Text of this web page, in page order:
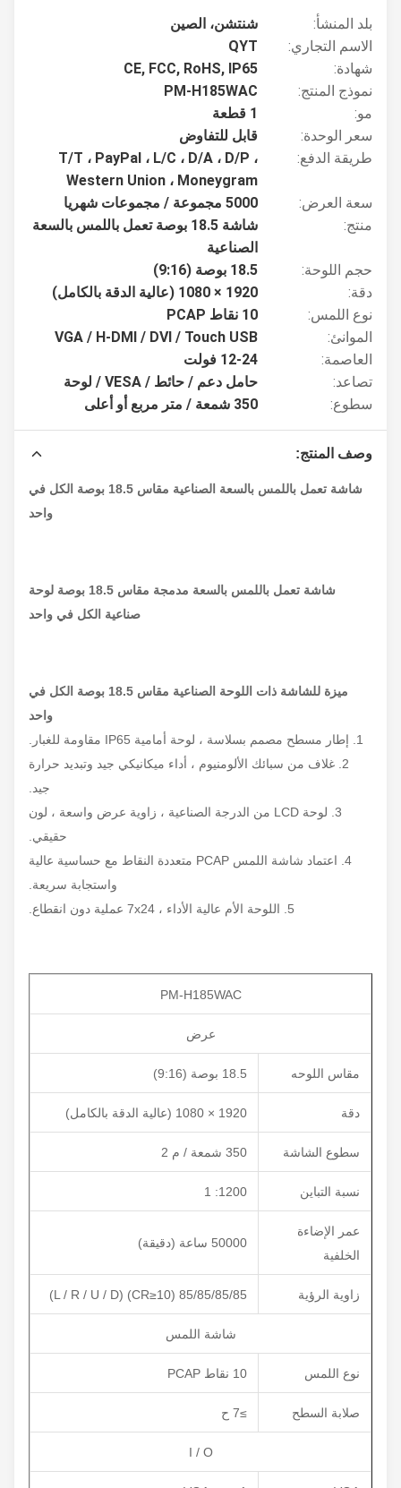
بلد المنشأ:
شنتشن، الصين
الاسم التجاري:
شهادة:
CE, FCC, RoHS, IP65
نموذج المنتج:
PM-H185WAC
سعر الوحدة:
قابل للتفاوض
طريقة الدفع:
T/T ، PayPal ، L/C ، D/A ، D/P ،
Western Union ، Moneygram
سعة العرض:
5000 مجموعة / مجموعات شهريا
شاشة 18.5 بوصة تعمل باللمس بالسعة
الصناعية
حجم اللوحة:
1920 × 1080 (عالية الدقة بالكامل)
نوع اللمس:
الموانئ:
VGA / H-DMI / DVI / Touch USB
العاصمة:
12-24 فولت
تصاعد:
حامل دعم / حائط / VESA / لوحة
سطوع:
وصف المنتج:
شاشة تعمل باللمس بالسعة الصناعية مقاس 18.5 بوصة الكل في
شاشة تعمل باللمس بالسعة مدمجة مقاس 18.5 بوصة لوحة
صناعية الكل في واحد
ميزة للشاشة ذات اللوحة الصناعية مقاس 18.5 بوصة الكل في
2. غلاف من سبائك الألومنيوم ، أداء ميكانيكي جيد وتبديد حرارة
3. لوحة LCD من الدرجة الصناعية ، زاوية عرض واسعة ، لون
حقيقي.
4. اعتماد شاشة اللمس PCAP متعددة النقاط مع حساسية عالية
واستجابة سريعة.
PM-H185WAC
عرض
مقاس اللوحه
سطوع الشاشة
نسبة التباين
عمر الإضاءة
الخلفية
50000 ساعة (دقيقة)
زاوية الرؤية 85/85/85/85 (CR≥10) (L / R / U / D)
شاشة اللمس
نوع اللمس
صلابة السطح